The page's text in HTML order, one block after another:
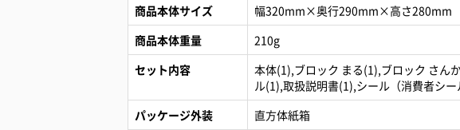
商品本体サイズ
幅320mm×奥行290mm×高さ280mm
商品本体重量
210g
セット内容
本体(1),ブロック まる(1),ブロック さん
ル(1),取扱説明書(1),シール（消費者シ
パッケージ外装
直方体紙箱